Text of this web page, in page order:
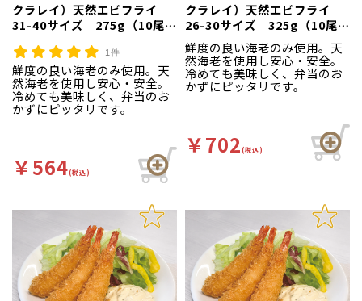
クラレイ）天然エビフライ
31-40サイズ 275g（10尾
1件
鮮度の良い海老のみ使用。天
然海老を使用し安心・安全。
冷めても美味しく、弁当のお
かずにピッタリです。
￥564(税込)
クラレイ）天然エビフライ
26-30サイズ 325g（10尾
入）
鮮度の良い海老のみ使用。天
然海老を使用し安心・安全。
冷めても美味しく、弁当のお
かずにピッタリです。
￥702(税込)